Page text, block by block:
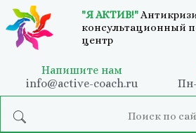
"Я АКТИВ!"
консультационный
центр
Напишите нам
info@active-coach.ru